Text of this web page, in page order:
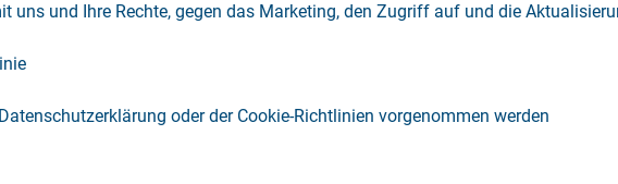
uns und Ihre Rechte, gegen das Marketing, den Zugriff auf und die
oder der Cookie-Richtlinien vorgenommen werden